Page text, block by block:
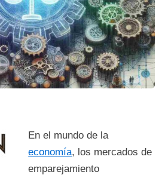
En el mundo de la
economía, los mercados de
emparejamiento